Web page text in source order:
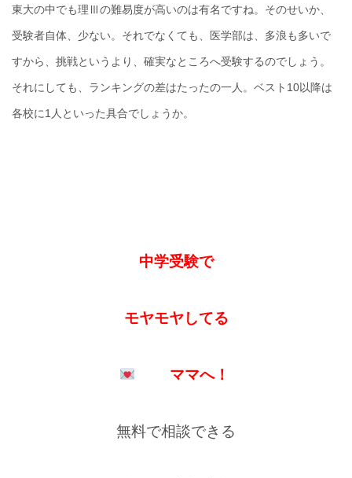
東大の中でも理Ⅲの難易度が高いのは有名ですね。そのせいか、
受験者自体、少ない。それでなくても、医学部は、多浪も多いで
すから、挑戦というより、確実なところへ受験するのでしょう。
それにしても、ランキングの差はたったの一人。ベスト10以降は
各校に1人といった具合でしょうか。
中学受験で
モヤモヤしてる
ママへ！
無料で相談できる